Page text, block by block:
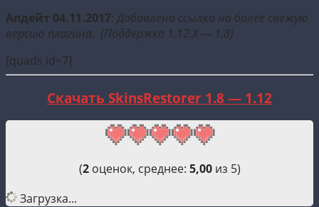
Апдейт 04.11.2017:Добавлена ссылка на более свежую
версию плагина. (Поддержка 1.12.X — 1.8)
[quads id=7]
Скачать SkinsRestorer 1.8 — 1.12
(2оценок, среднее: 5,00из 5)
Загрузка...